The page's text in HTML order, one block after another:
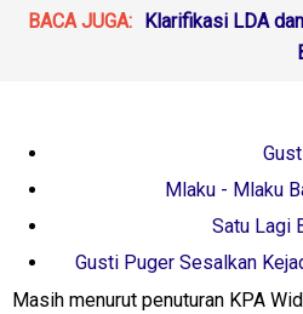
BACA JUGA:
Klarifikasi LDA
Mlaku - Mlaku
Satu Lagi
Gusti Puger Sesalkan
Masih menurut penuturan KPA